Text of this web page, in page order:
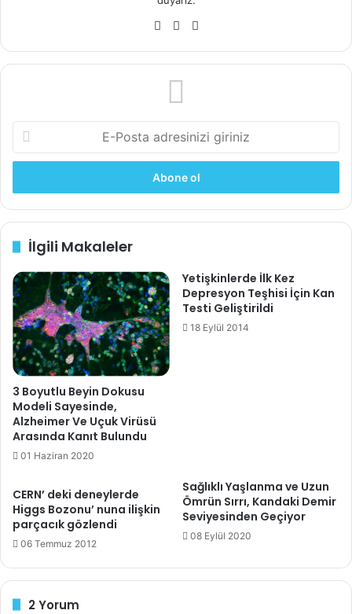
We
sit
esi
Fa
bo
P
s
t
a
r
e
s
i
n
i
z
i
g
i
r
i
i
z
İlgili Makaleler
3 Boyutlu Beyin Dokusu
Modeli Sayesinde,
Alzheimer Ve Uçuk Virüsü
Arasında Kanıt Bulundu
01 Haziran 2020
Yetişkinlerde İlk Kez
Depresyon Teşhisi İçin Kan
Testi Geliştirildi
18 Eylül 2014
CERN’ deki deneylerde
Higgs Bozonu’ nuna ilişkin
parçacık gözlendi
06 Temmuz 2012
Sağlıklı Yaşlanma ve Uzun
Ömrün Sırrı, Kandaki Demir
Seviyesinden Geçiyor
08 Eylül 2020
2 Yorum